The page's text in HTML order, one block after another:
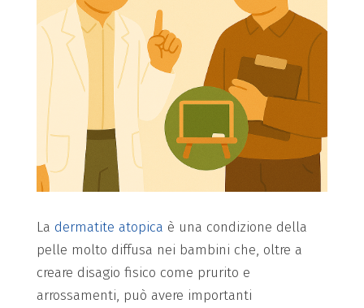
La dermatite atopica è una condizione della
pelle molto diffusa nei bambini che, oltre a
creare disagio fisico come prurito e
arrossamenti, può avere importanti